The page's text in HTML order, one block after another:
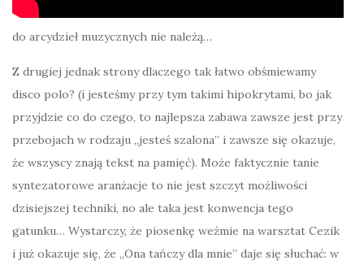
do arcydzieł muzycznych nie należą…
Z drugiej jednak strony dlaczego tak łatwo obśmiewamy
disco polo? (i jesteśmy przy tym takimi hipokrytami, bo jak
przyjdzie co do czego, to najlepsza zabawa zawsze jest przy
przebojach w rodzaju „jesteś szalona” i zawsze się okazuje,
że wszyscy znają tekst na pamięć). Może faktycznie tanie
syntezatorowe aranżacje to nie jest szczyt możliwości
dzisiejszej techniki, no ale taka jest konwencja tego
gatunku… Wystarczy, że piosenkę weźmie na warsztat Cezik
i już okazuje się, że „Ona tańczy dla mnie” daje się słuchać: w